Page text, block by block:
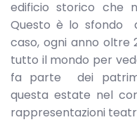
edificio storico che
Questo è lo sfondo
caso, ogni anno oltre
tutto il mondo per
fa parte dei
questa estate nel
rappresentazioni